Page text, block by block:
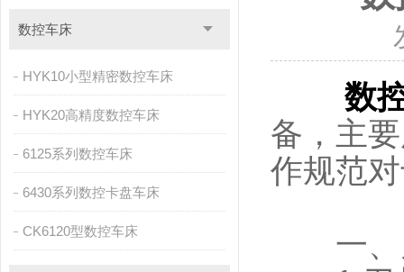
数控车床
HYK10小型精密数控车床
HYK20高精度数控车床
6125系列数控车床
6430系列数控卡盘车床
CK6120型数控车床
数
备，主
作规范
一、